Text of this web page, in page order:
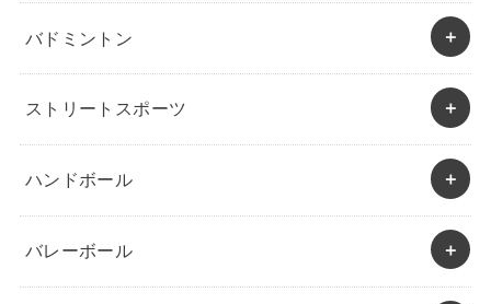
バドミントン
ストリートスポーツ
ハンドボール
バレーボール